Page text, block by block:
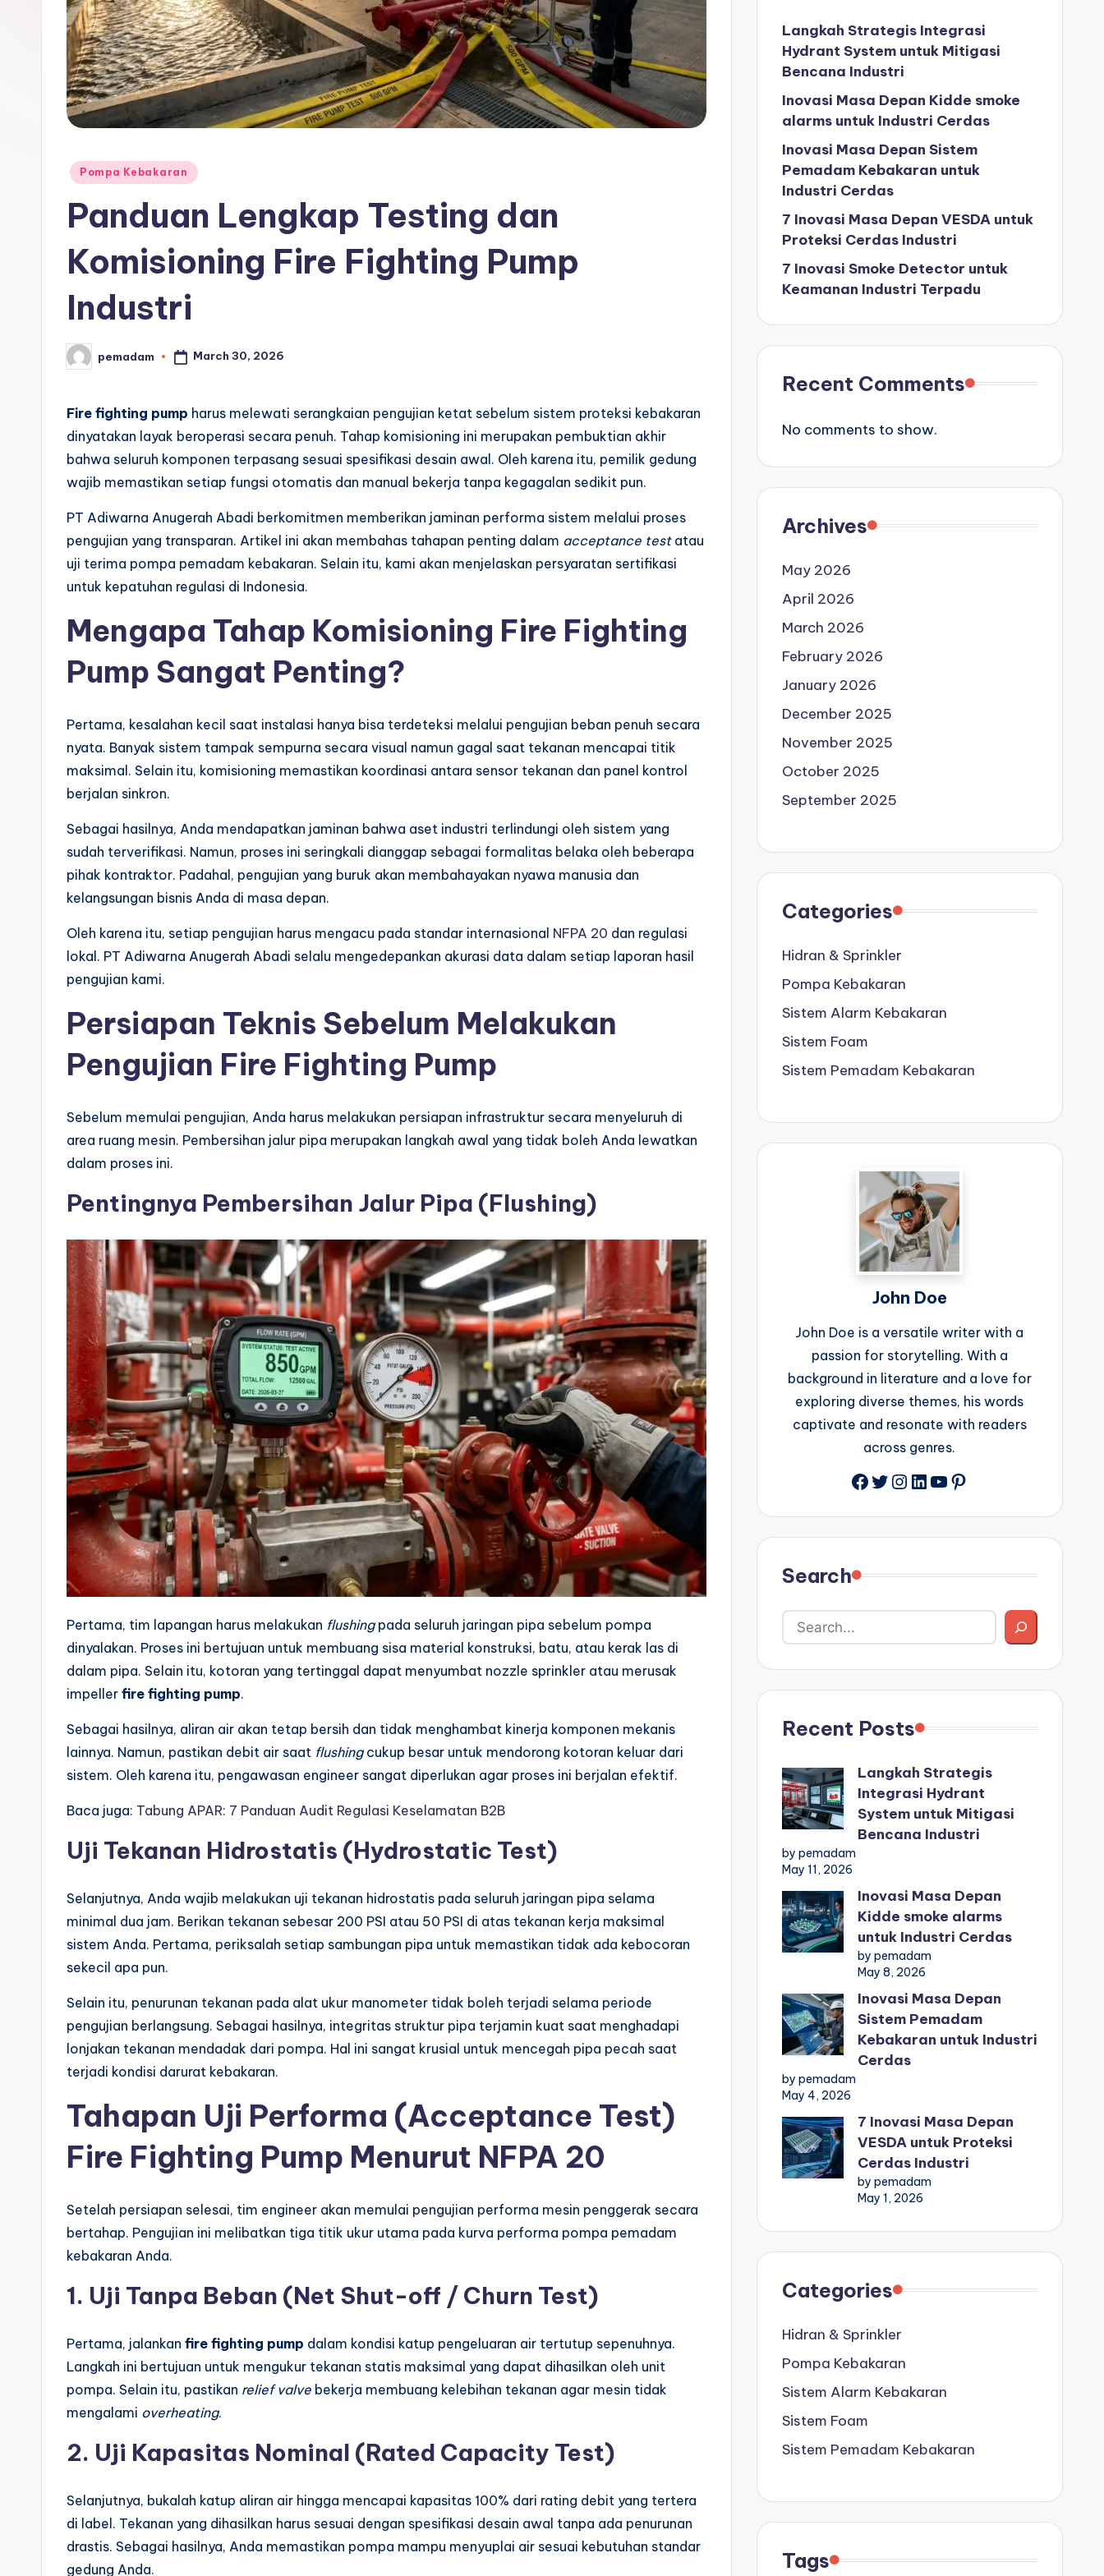
Posted
Pompa Kebakaran
Panduan Lengkap Testing dan
Komisioning Fire Fighting Pump
Industri
Posted
by
pemadam March 30, 2026
Fire fighting pump harus melewati serangkaian pengujian ketat sebelum sistem proteksi kebakaran
dinyatakan layak beroperasi secara penuh. Tahap komisioning ini merupakan pembuktian akhir
bahwa seluruh komponen terpasang sesuai spesifikasi desain awal. Oleh karena itu, pemilik gedung
wajib memastikan setiap fungsi otomatis dan manual bekerja tanpa kegagalan sedikit pun.
PT Adiwarna Anugerah Abadi berkomitmen memberikan jaminan performa sistem melalui proses
pengujian yang transparan. Artikel ini akan membahas tahapan penting dalam acceptance testatau
uji terima pompa pemadam kebakaran. Selain itu, kami akan menjelaskan persyaratan sertifikasi
untuk kepatuhan regulasi di Indonesia.
Mengapa Tahap Komisioning Fire Fighting
Pump Sangat Penting?
Pertama, kesalahan kecil saat instalasi hanya bisa terdeteksi melalui pengujian beban penuh secara
nyata. Banyak sistem tampak sempurna secara visual namun gagal saat tekanan mencapai titik
maksimal. Selain itu, komisioning memastikan koordinasi antara sensor tekanan dan panel kontrol
berjalan sinkron.
Sebagai hasilnya, Anda mendapatkan jaminan bahwa aset industri terlindungi oleh sistem yang
sudah terverifikasi. Namun, proses ini seringkali dianggap sebagai formalitas belaka oleh beberapa
pihak kontraktor. Padahal, pengujian yang buruk akan membahayakan nyawa manusia dan
kelangsungan bisnis Anda di masa depan.
Oleh karena itu, setiap pengujian harus mengacu pada standar internasional NFPA 20 dan regulasi
lokal. PT Adiwarna Anugerah Abadi selalu mengedepankan akurasi data dalam setiap laporan hasil
pengujian kami.
Persiapan Teknis Sebelum Melakukan
Pengujian Fire Fighting Pump
Sebelum memulai pengujian, Anda harus melakukan persiapan infrastruktur secara menyeluruh di
area ruang mesin. Pembersihan jalur pipa merupakan langkah awal yang tidak boleh Anda lewatkan
dalam proses ini.
Pentingnya Pembersihan Jalur Pipa (Flushing)
Pertama, tim lapangan harus melakukan flushingpada seluruh jaringan pipa sebelum pompa
dinyalakan. Proses ini bertujuan untuk membuang sisa material konstruksi, batu, atau kerak las di
dalam pipa. Selain itu, kotoran yang tertinggal dapat menyumbat nozzle sprinkler atau merusak
impeller fire fighting pump.
Sebagai hasilnya, aliran air akan tetap bersih dan tidak menghambat kinerja komponen mekanis
lainnya. Namun, pastikan debit air saat flushingcukup besar untuk mendorong kotoran keluar dari
sistem. Oleh karena itu, pengawasan engineer sangat diperlukan agar proses ini berjalan efektif.
Baca juga: Tabung APAR: 7 Panduan Audit Regulasi Keselamatan B2B
Uji Tekanan Hidrostatis (Hydrostatic Test)
Selanjutnya, Anda wajib melakukan uji tekanan hidrostatis pada seluruh jaringan pipa selama
minimal dua jam. Berikan tekanan sebesar 200 PSI atau 50 PSI di atas tekanan kerja maksimal
sistem Anda. Pertama, periksalah setiap sambungan pipa untuk memastikan tidak ada kebocoran
sekecil apa pun.
Selain itu, penurunan tekanan pada alat ukur manometer tidak boleh terjadi selama periode
pengujian berlangsung. Sebagai hasilnya, integritas struktur pipa terjamin kuat saat menghadapi
lonjakan tekanan mendadak dari pompa. Hal ini sangat krusial untuk mencegah pipa pecah saat
terjadi kondisi darurat kebakaran.
Tahapan Uji Performa (Acceptance Test)
Fire Fighting Pump Menurut NFPA 20
Setelah persiapan selesai, tim engineer akan memulai pengujian performa mesin penggerak secara
bertahap. Pengujian ini melibatkan tiga titik ukur utama pada kurva performa pompa pemadam
kebakaran Anda.
1. Uji Tanpa Beban (Net Shut-off / Churn Test)
Pertama, jalankan fire fighting pump dalam kondisi katup pengeluaran air tertutup sepenuhnya.
Langkah ini bertujuan untuk mengukur tekanan statis maksimal yang dapat dihasilkan oleh unit
pompa. Selain itu, pastikan relief valve bekerja membuang kelebihan tekanan agar mesin tidak
mengalami overheating.
2. Uji Kapasitas Nominal (Rated Capacity Test)
Selanjutnya, bukalah katup aliran air hingga mencapai kapasitas 100% dari rating debit yang tertera
di label. Tekanan yang dihasilkan harus sesuai dengan spesifikasi desain awal tanpa ada penurunan
drastis. Sebagai hasilnya, Anda memastikan pompa mampu menyuplai air sesuai kebutuhan standar
gedung Anda.
Langkah Strategis Integrasi
Hydrant System untuk Mitigasi
Bencana Industri
Inovasi Masa Depan Kidde smoke
alarms untuk Industri Cerdas
Inovasi Masa Depan Sistem
Pemadam Kebakaran untuk
Industri Cerdas
7 Inovasi Masa Depan VESDA untuk
Proteksi Cerdas Industri
7 Inovasi Smoke Detector untuk
Keamanan Industri Terpadu
Recent Comments
No comments to show.
Archives
May 2026
April 2026
March 2026
February 2026
January 2026
December 2025
November 2025
October 2025
September 2025
Categories
Hidran & Sprinkler
Pompa Kebakaran
Sistem Alarm Kebakaran
Sistem Foam
Sistem Pemadam Kebakaran
John Doe
John Doe is a versatile writer with a
passion for storytelling. With a
background in literature and a love for
exploring diverse themes, his words
captivate and resonate with readers
across genres.
Facebook
Twitter
Instagram
LinkedIn
YouTube
Pinterest
Search
Recent Posts
Langkah Strategis
Integrasi Hydrant
System untuk Mitigasi
Bencana Industri
by pemadam
May 11, 2026
Inovasi Masa Depan
Kidde smoke alarms
untuk Industri Cerdas
by pemadam
May 8, 2026
Inovasi Masa Depan
Sistem Pemadam
Kebakaran untuk Industri
Cerdas
by pemadam
May 4, 2026
7 Inovasi Masa Depan
VESDA untuk Proteksi
Cerdas Industri
by pemadam
May 1, 2026
Categories
Hidran & Sprinkler
Pompa Kebakaran
Sistem Alarm Kebakaran
Sistem Foam
Sistem Pemadam Kebakaran
Tags